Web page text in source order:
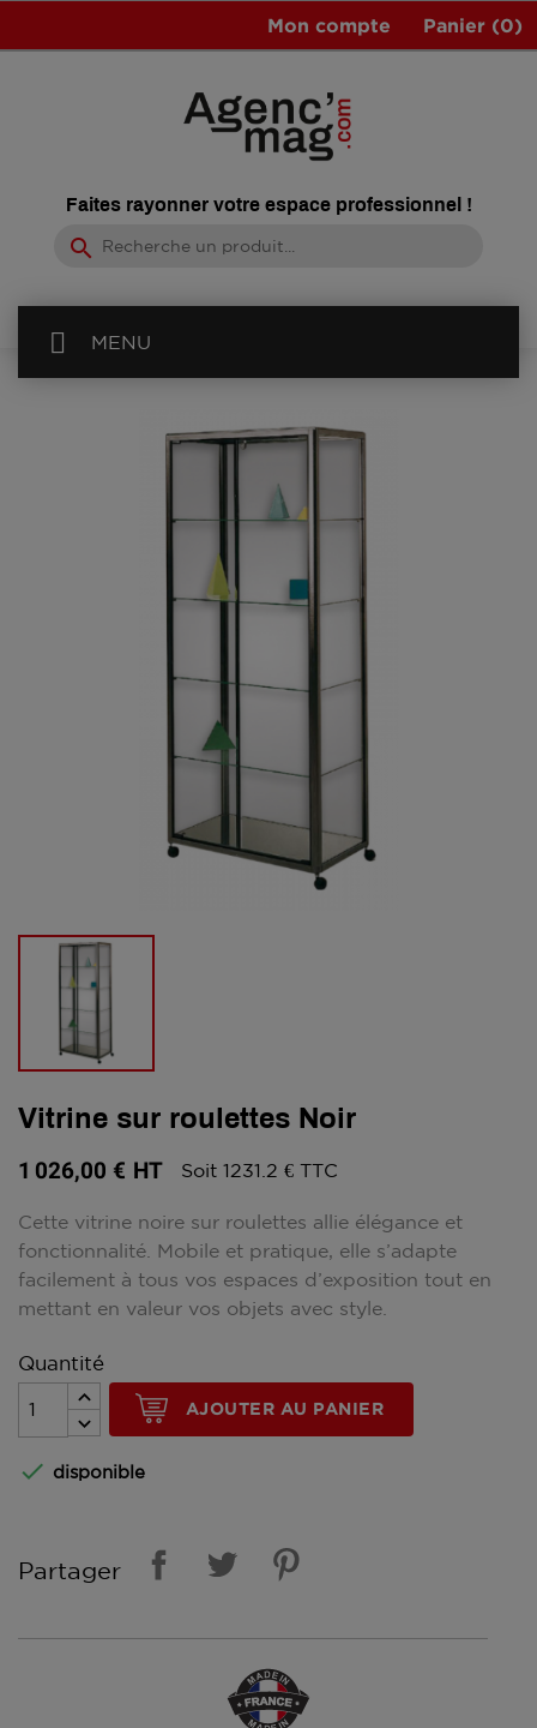
Panier (0)
Mon compte
Faites rayonner votre espace professionnel !
search
MENU
Vitrine sur roulettes Noir
1 026,00 € HT Soit 1231.2 € TTC
Cette vitrine noire sur roulettes allie élégance et
fonctionnalité. Mobile et pratique, elle s’adapte
facilement à tous vos espaces d’exposition tout en
mettant en valeur vos objets avec style.
Quantité
AJOUTER AU PANIER
 disponible
Partager